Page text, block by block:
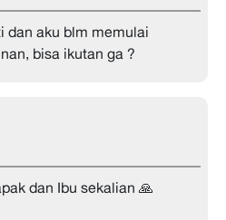
dan aku blm memulai
bisa ikutan ga ?
dan Ibu sekalian 🙏